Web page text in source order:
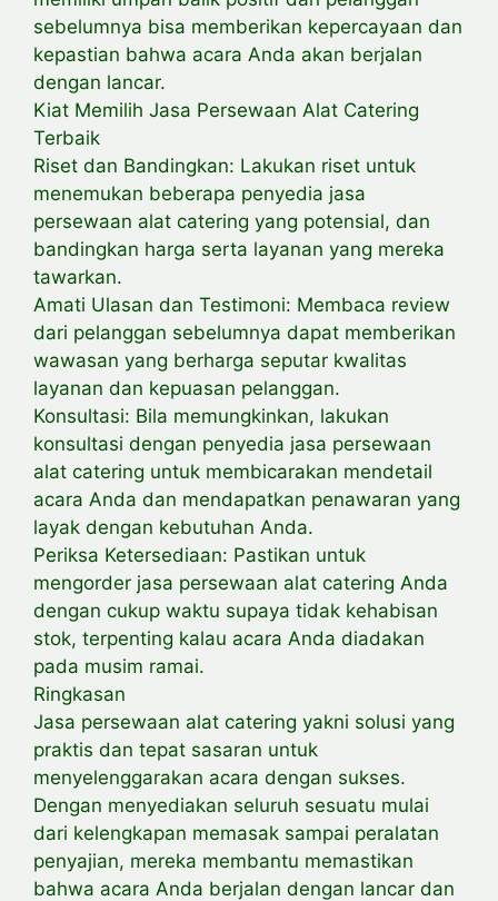
sebelumnya bisa memberikan kepercayaan dan
kepastian bahwa acara Anda akan berjalan
dengan lancar.
Kiat Memilih Jasa Persewaan Alat Catering
Terbaik
Riset dan Bandingkan: Lakukan riset untuk
menemukan beberapa penyedia jasa
persewaan alat catering yang potensial, dan
bandingkan harga serta layanan yang mereka
tawarkan.
Amati Ulasan dan Testimoni: Membaca review
dari pelanggan sebelumnya dapat memberikan
wawasan yang berharga seputar kwalitas
layanan dan kepuasan pelanggan.
Konsultasi: Bila memungkinkan, lakukan
konsultasi dengan penyedia jasa persewaan
alat catering untuk membicarakan mendetail
acara Anda dan mendapatkan penawaran yang
layak dengan kebutuhan Anda.
Periksa Ketersediaan: Pastikan untuk
mengorder jasa persewaan alat catering Anda
dengan cukup waktu supaya tidak kehabisan
stok, terpenting kalau acara Anda diadakan
pada musim ramai.
Ringkasan
Jasa persewaan alat catering yakni solusi yang
praktis dan tepat sasaran untuk
menyelenggarakan acara dengan sukses.
Dengan menyediakan seluruh sesuatu mulai
dari kelengkapan memasak sampai peralatan
penyajian, mereka membantu memastikan
bahwa acara Anda berjalan dengan lancar dan